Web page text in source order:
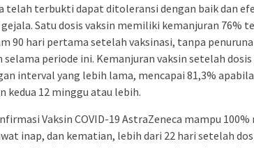
telah terbukti dapat ditoleransi dengan baik dan
Satu dosis vaksin memiliki kemanjuran 76%
90 hari pertama setelah vaksinasi, tanpa
periode ini. Kemanjuran vaksin setelah dosis
interval yang lebih lama, mencapai 81,3%
kedua 12 minggu atau lebih.
Vaksin COVID-19 AstraZeneca mampu 100%
inap, dan kematian, lebih dari 22 hari setelah